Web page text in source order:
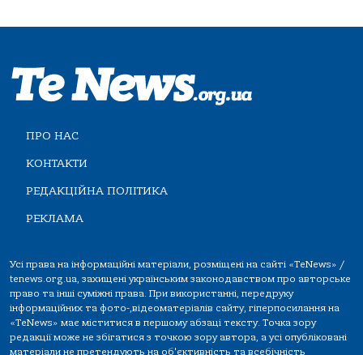
ПРО НАС
КОНТАКТИ
РЕДАКЦІЙНА ПОЛІТИКА
РЕКЛАМА
Усі права на інформаційні матеріали, розміщені на сайті «TeNews» /
tenews.org.ua, захищені українським законодавством про авторське
право та інші суміжні права. При використанні, передруку
інформаційних та фото-,відеоматеріалів сайту, гіперпосилання на
«TeNews» має міститися в першому абзаці тексту. Точка зору
редакції може не збігатися з точкою зору автора, а усі опубліковані
матеріали не претендують на об'єктивність та всебічність